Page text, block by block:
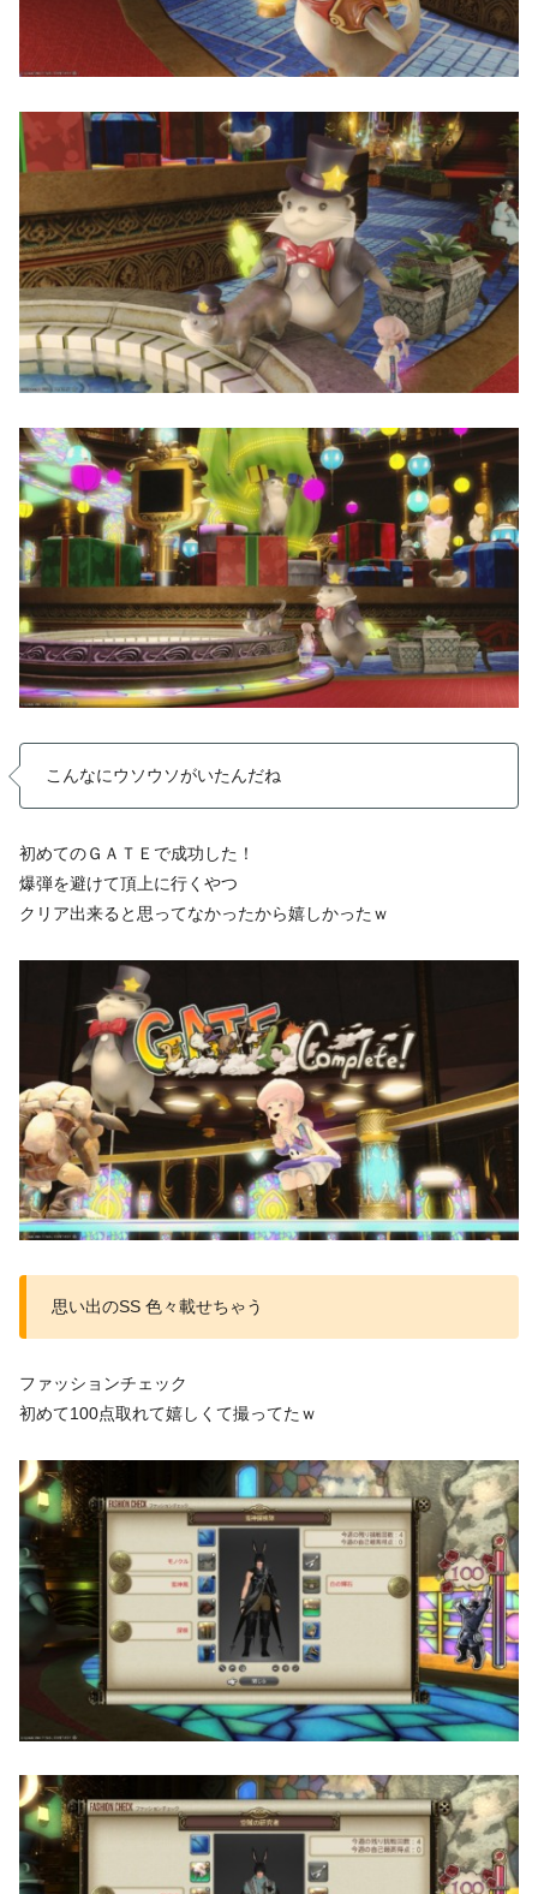
こんなにウソウソがいたんだね
初めてのＧＡＴＥで成功した！
爆弾を避けて頂上に行くやつ
クリア出来ると思ってなかったから嬉しかったｗ
思い出のSS 色々載せちゃう
ファッションチェック
初めて100点取れて嬉しくて撮ってたｗ